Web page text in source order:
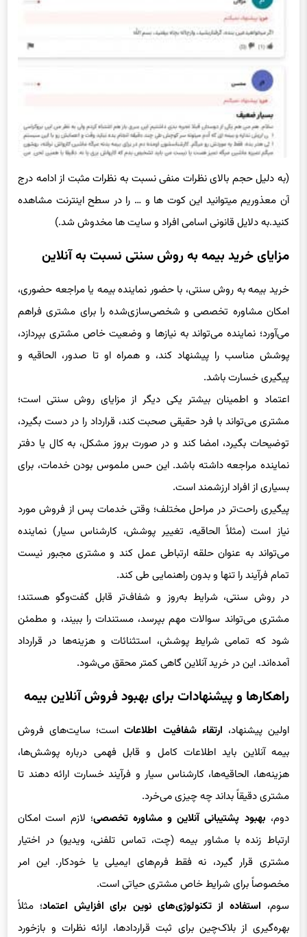
(به دلیل حجم بالای نظرات منفی نسبت به نظرات مثبت از ادامه درج
آن معذوریم میتوانید این کوت ها و … را در سطح اینترنت مشاهده
کنید.به دلایل قانونی اسامی افراد و سایت ها مخدوش شد.)
مزایای خرید بیمه به روش سنتی نسبت به آنلاین
خرید بیمه به روش سنتی، با حضور نماینده بیمه یا مراجعه حضوری،
امکان مشاوره تخصصی و شخصی‌سازی‌شده را برای مشتری فراهم
می‌آورد؛ نماینده می‌تواند به نیازها و وضعیت خاص مشتری بپردازد،
پوشش مناسب را پیشنهاد کند، و همراه او تا صدور، الحاقیه و
پیگیری خسارت باشد.
اعتماد و اطمینان بیشتر یکی دیگر از مزایای روش سنتی است؛
مشتری می‌تواند با فرد حقیقی صحبت کند، قرارداد را در دست بگیرد،
توضیحات بگیرد، امضا کند و در صورت بروز مشکل، به کال یا دفتر
نماینده مراجعه داشته باشد. این حس ملموس بودن خدمات، برای
بسیاری از افراد ارزشمند است.
پیگیری راحت‌تر در مراحل مختلف؛ وقتی خدمات پس از فروش مورد
نیاز است (مثلاً الحاقیه، تغییر پوشش، کارشناس سیار) نماینده
می‌تواند به عنوان حلقه ارتباطی عمل کند و مشتری مجبور نیست
تمام فرآیند را تنها و بدون راهنمایی طی کند.
در روش سنتی، شرایط به‌روز و شفاف‌تر قابل گفت‌وگو هستند؛
مشتری می‌تواند سوالات مهم بپرسد، مستندات را ببیند، و مطمئن
شود که تمامی شرایط پوشش، استثنائات و هزینه‌ها در قرارداد
آمده‌اند. این در خرید آنلاین گاهی کمتر محقق می‌شود.
راهکارها و پیشنهادات برای بهبود فروش آنلاین بیمه
اولین پیشنهاد، ارتقاء شفافیت اطلاعاتاست؛ سایت‌های فروش
بیمه آنلاین باید اطلاعات کامل و قابل فهمی درباره پوشش‌ها،
هزینه‌ها، الحاقیه‌ها، کارشناس سیار و فرآیند خسارت ارائه دهند تا
مشتری دقیقاً بداند چه چیزی می‌خرد.
دوم، بهبود پشتیبانی آنلاین و مشاوره تخصصی؛ لازم است امکان
ارتباط زنده با مشاور بیمه (چت، تماس تلفنی، ویدیو) در اختیار
مشتری قرار گیرد، نه فقط فرم‌های ایمیلی یا خودکار. این امر
مخصوصاً برای شرایط خاص مشتری حیاتی است.
سوم، استفاده از تکنولوژی‌های نوین برای افزایش اعتماد؛ مثلاً
بهره‌گیری از بلاک‌چین برای ثبت قراردادها، ارائه نظرات و بازخورد